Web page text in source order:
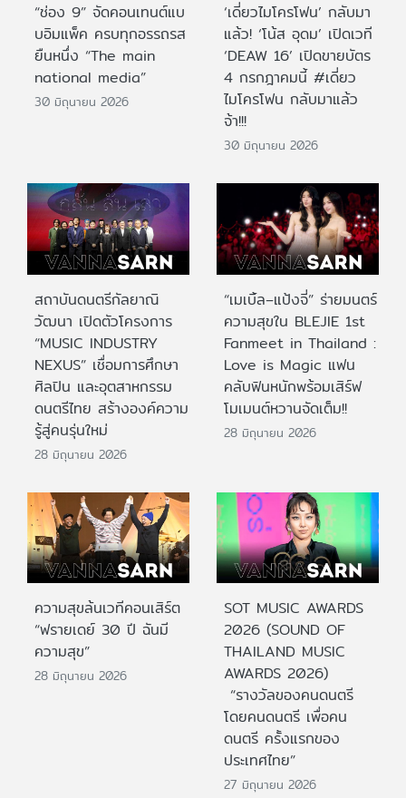
“ช่อง 9” จัดคอนเทนต์แบ
บอิมแพ็ค ครบทุกอรรถรส
ยืนหนึ่ง “The main
national media”
30 มิถุนายน 2026
‘เดี่ยวไมโครโฟน’ กลับมา
แล้ว! ‘โน้ส อุดม’ เปิดเวที
‘DEAW 16’ เปิดขายบัตร
4 กรกฎาคมนี้ #เดี่ยว
ไมโครโฟน กลับมาแล้ว
จ้า!!!
30 มิถุนายน 2026
สถาบันดนตรีกัลยาณิ
วัฒนา เปิดตัวโครงการ
“MUSIC INDUSTRY
NEXUS” เชื่อมการศึกษา
ศิลปิน และอุตสาหกรรม
ดนตรีไทย สร้างองค์ความ
รู้สู่คนรุ่นใหม่
28 มิถุนายน 2026
“เมเบิ้ล–แป้งจี่” ร่ายมนตร์
ความสุขใน BLEJIE 1st
Fanmeet in Thailand :
Love is Magic แฟน
คลับฟินหนักพร้อมเสิร์ฟ
โมเมนต์หวานจัดเต็ม!!
28 มิถุนายน 2026
ความสุขล้นเวทีคอนเสิร์ต
“ฟรายเดย์ 30 ปี ฉันมี
ความสุข”
28 มิถุนายน 2026
SOT MUSIC AWARDS
2026 (SOUND OF
THAILAND MUSIC
AWARDS 2026)
“รางวัลของคนดนตรี
โดยคนดนตรี เพื่อคน
ดนตรี ครั้งแรกของ
ประเทศไทย”
27 มิถุนายน 2026